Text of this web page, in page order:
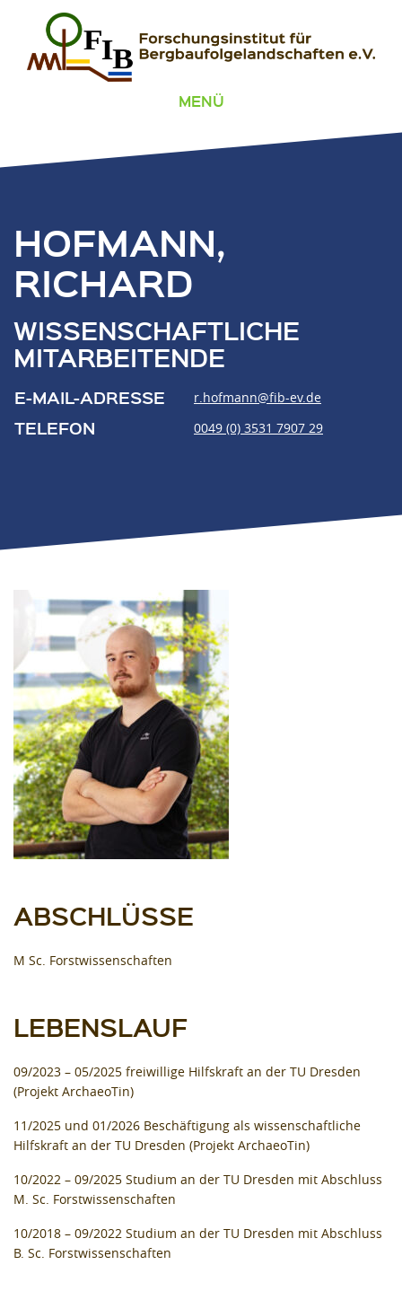
Zum Inhalt springen
FIB – Forschungsinstitut für Bergbaufolgelandschaften
MENÜ
HOFMANN,
RICHARD
WISSENSCHAFTLICHE
MITARBEITENDE
E-MAIL-ADRESSE r.hofmann@fib-ev.de
TELEFON 0049 (0) 3531 7907 29
ABSCHLÜSSE
M Sc. Forstwissenschaften
LEBENSLAUF
09/2023 – 05/2025 freiwillige Hilfskraft an der TU Dresden
(Projekt ArchaeoTin)
11/2025 und 01/2026 Beschäftigung als wissenschaftliche
Hilfskraft an der TU Dresden (Projekt ArchaeoTin)
10/2022 – 09/2025 Studium an der TU Dresden mit Abschluss
M. Sc. Forstwissenschaften
10/2018 – 09/2022 Studium an der TU Dresden mit Abschluss
B. Sc. Forstwissenschaften